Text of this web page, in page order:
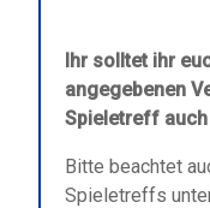
Ihr solltet ihr
angegebenen
Spieletreff
Bitte beachtet
Spieletreffs